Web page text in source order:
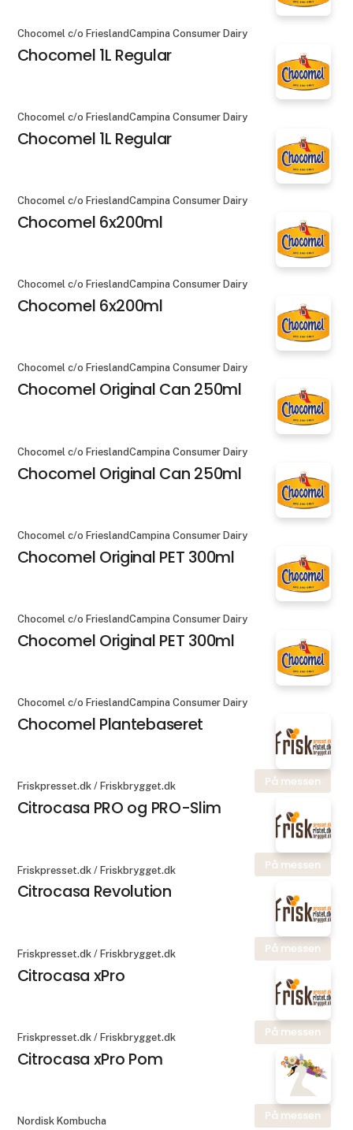
Chocomel c/o FrieslandCampina Consumer Dairy
Chocomel 1L Regular
Chocomel c/o FrieslandCampina Consumer Dairy
Chocomel 1L Regular
Chocomel c/o FrieslandCampina Consumer Dairy
Chocomel 6x200ml
Chocomel c/o FrieslandCampina Consumer Dairy
Chocomel 6x200ml
Chocomel c/o FrieslandCampina Consumer Dairy
Chocomel Original Can 250ml
Chocomel c/o FrieslandCampina Consumer Dairy
Chocomel Original Can 250ml
Chocomel c/o FrieslandCampina Consumer Dairy
Chocomel Original PET 300ml
Chocomel c/o FrieslandCampina Consumer Dairy
Chocomel Original PET 300ml
Chocomel c/o FrieslandCampina Consumer Dairy
Chocomel Plantebaseret
På messen
Friskpresset.dk / Friskbrygget.dk
Citrocasa PRO og PRO-Slim
På messen
Friskpresset.dk / Friskbrygget.dk
Citrocasa Revolution
På messen
Friskpresset.dk / Friskbrygget.dk
Citrocasa xPro
På messen
Friskpresset.dk / Friskbrygget.dk
Citrocasa xPro Pom
På messen
Nordisk Kombucha